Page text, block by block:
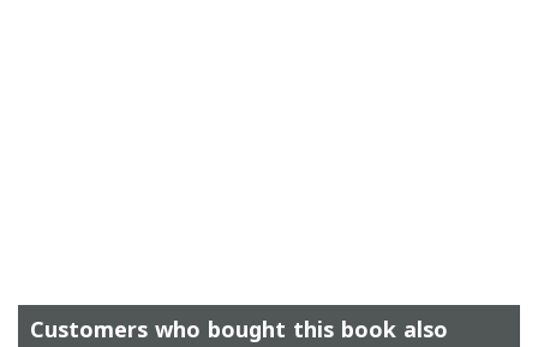
Customers who bought this book also